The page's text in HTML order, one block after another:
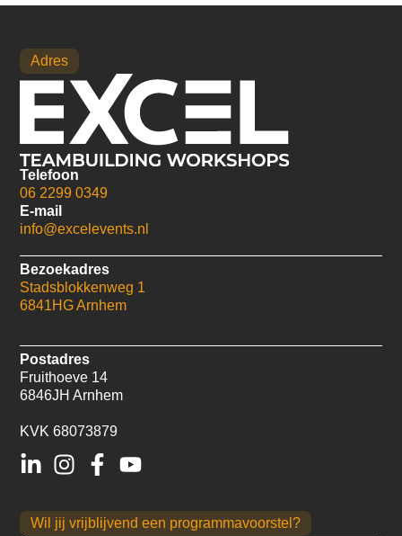
Adres
Telefoon
06 2299 0349
E-mail
info@excelevents.nl
Bezoekadres
Stadsblokkenweg 1
6841HG Arnhem
Postadres
Fruithoeve 14
6846JH Arnhem
KVK 68073879
Wil jij vrijblijvend een programmavoorstel?